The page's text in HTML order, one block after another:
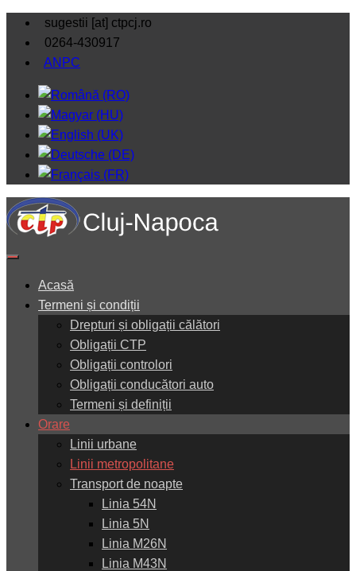
sugestii [at] ctpcj.ro
0264-430917
ANPC
Acasă
Termeni și condiții
Drepturi și obligații călători
Obligații CTP
Obligații controlori
Obligații conducători auto
Termeni și definiții
Orare
Linii urbane
Linii metropolitane
Transport de noapte
Linia 54N
Linia 5N
Linia M26N
Linia M43N